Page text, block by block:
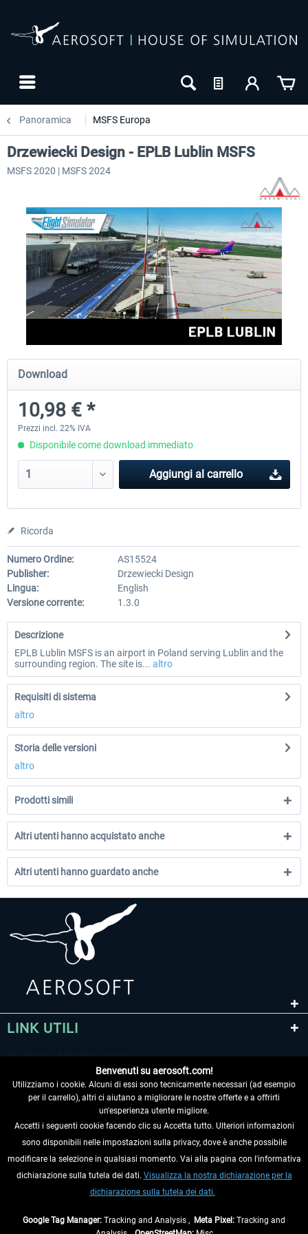
Panoramica MSFS Europa
Aerosoft Airport Cologne/Bonn
18,40 € *
sim-wings Hamburg
Drzewiecki Design - EPLB Lublin MSFS
MSFS 2020 | MSFS 2024
Download
10,98 € *
Prezzi incl. 22% IVA
Disponibile come download immediato
Aggiungi al carrello
Ricorda
Numero Ordine:
AS15524
Publisher:
Drzewiecki Design
Lingua:
English
Versione corrente:
1.3.0
Descrizione
EPLB Lublin MSFS is an airport in Poland serving Lublin and the
surrounding region. The site is... altro
Requisiti di sistema
altro
Storia delle versioni
altro
Prodotti simili
Altri utenti hanno acquistato anche
Altri utenti hanno guardato anche
LINK UTILI
RECEDERE DAL CONTRATTO
INFORMAZIONI
Benvenuti su aerosoft.com!
Utilizziamo i cookie. Alcuni di essi sono tecnicamente necessari (ad esempio
per il carrello), altri ci aiutano a migliorare le nostre offerte e a offrirti
un'esperienza utente migliore.
Accetti i seguenti cookie facendo clic su Accetta tutto. Ulteriori informazioni
sono disponibili nelle impostazioni sulla privacy, dove è anche possibile
modificare la selezione in qualsiasi momento. Vai alla pagina con l'informativa
dichiarazione sulla tutela dei dati. Visualizza la nostra dichiarazione per la
dichiarazione sulla tutela dei dati.
Google Tag Manager: Tracking and Analysis , Meta Pixel: Tracking and